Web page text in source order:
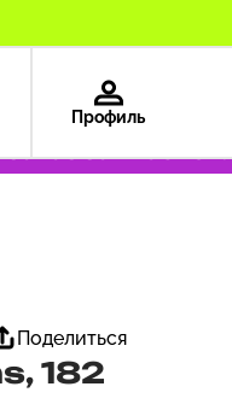
Профиль
за 1 час
Поделиться
182